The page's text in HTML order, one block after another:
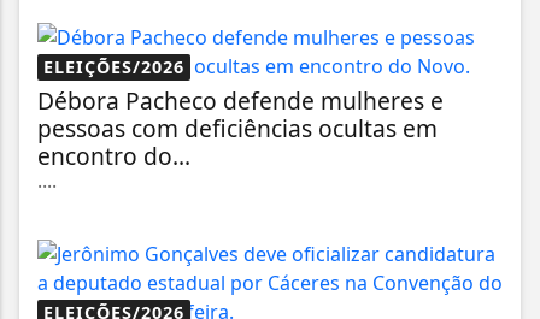
ELEIÇÕES/2026
Débora Pacheco defende mulheres e
pessoas com deficiências ocultas em
encontro do...
....
ELEIÇÕES/2026